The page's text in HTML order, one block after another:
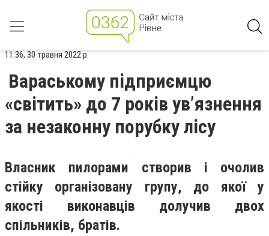
11:36, 30 травня 2022 р.
Вараському підприємцю
«світить» до 7 років ув’язнення
за незаконну порубку лісу
Власник пилорами створив і очолив
стійку організовану групу, до якої у
якості виконавців долучив двох
спільників, братів.